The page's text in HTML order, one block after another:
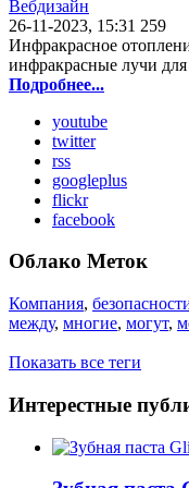
Вебдизайн
26-11-2023, 15:31 259
Инфракрасное
инфракрасные лучи для
Подробнее...
youtube
twitter
rss
googleplus
flickr
facebook
Облако Меток
Компания,
между, многие, могут,
Показать все теги
Интерестные